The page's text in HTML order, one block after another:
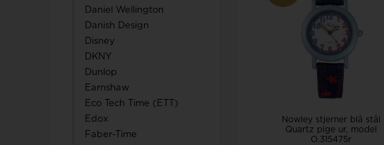
Daniel Wellington
Danish Design
Disney
DKNY
Dunlop
Earnshaw
Eco Tech Time (ETT)
Edox
Faber-Time
Nowley stjerner blå stål
Quartz pige ur, model
O.315475r